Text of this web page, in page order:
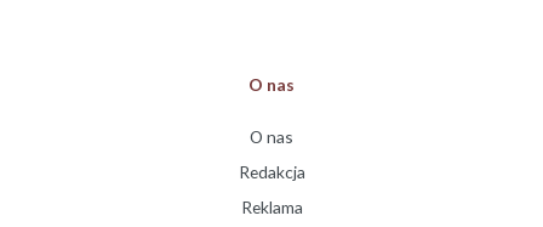
O nas
O nas
Redakcja
Reklama